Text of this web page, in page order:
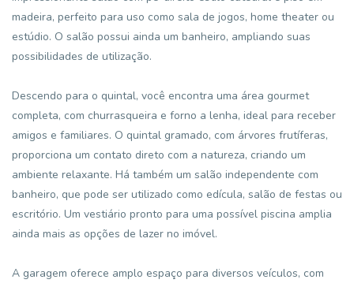
madeira, perfeito para uso como sala de jogos, home theater ou
estúdio. O salão possui ainda um banheiro, ampliando suas
possibilidades de utilização.
Descendo para o quintal, você encontra uma área gourmet
completa, com churrasqueira e forno a lenha, ideal para receber
amigos e familiares. O quintal gramado, com árvores frutíferas,
proporciona um contato direto com a natureza, criando um
ambiente relaxante. Há também um salão independente com
banheiro, que pode ser utilizado como edícula, salão de festas ou
escritório. Um vestiário pronto para uma possível piscina amplia
ainda mais as opções de lazer no imóvel.
A garagem oferece amplo espaço para diversos veículos, com